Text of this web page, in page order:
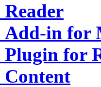
Reader
Add-in for
Plugin for
Content